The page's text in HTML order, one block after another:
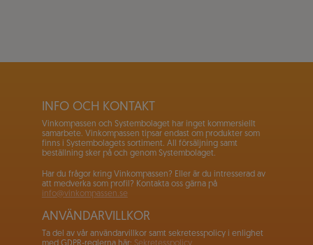
INFO OCH KONTAKT
Vinkompassen och Systembolaget har inget kommersiellt
samarbete. Vinkompassen tipsar endast om produkter som
finns i Systembolagets sortiment. All försäljning samt
beställning sker på och genom Systembolaget.
Har du frågor kring Vinkompassen? Eller är du intresserad av
att medverka som profil? Kontakta oss gärna på
info@vinkompassen.se
ANVÄNDARVILLKOR
Ta del av vår användarvillkor samt sekretesspolicy i enlighet